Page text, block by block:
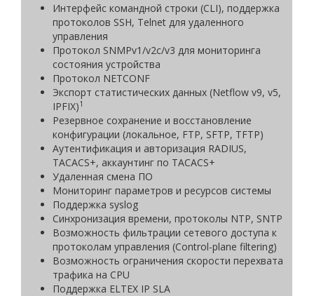
Интерфейс командной строки (CLI), поддержка
протоколов SSH, Telnet для удаленного
управления
Протокол SNMPv1/v2c/v3 для мониторинга
состояния устройства
Протокол NETCONF
Экспорт статистических данных (Netflow v9, v5,
IPFIX)1
Резервное сохранение и восстановление
конфигурации (локальное, FTP, SFTP, TFTP)
Аутентификация и авторизация RADIUS,
TACACS+, аккаунтинг по TACACS+
Удаленная смена ПО
Мониторинг параметров и ресурсов системы
Поддержка syslog
Синхронизация времени, протоколы NTP, SNTP
Возможность фильтрации сетевого доступа к
протоколам управления (Control-plane filtering)
Возможность ограничения скорости перехвата
трафика на CPU
Поддержка ELTEX IP SLA